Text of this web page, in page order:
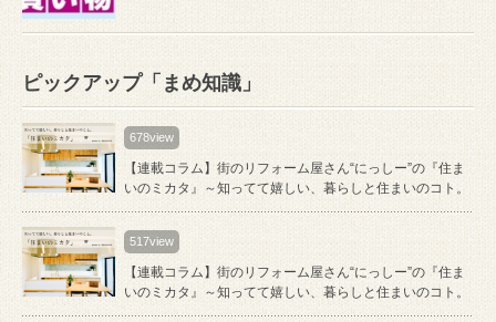
ピックアップ「まめ知識」
678view
【連載コラム】街のリフォーム屋さん“にっしー”の『住ま
いのミカタ』～知ってて嬉しい、暮らしと住まいのコト。
517view
【連載コラム】街のリフォーム屋さん“にっしー”の『住ま
いのミカタ』～知ってて嬉しい、暮らしと住まいのコト。